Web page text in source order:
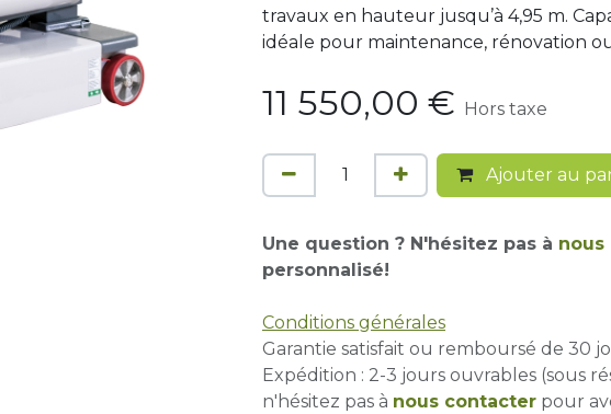
travaux en hauteur jusqu’à 4,95 m.
idéale pour maintenance, rénovation
11 550,00 € Hors taxe
Ajouter au
Une question ? N'hésitez pas à nous
personnalisé!
Conditions générales
Garantie satisfait ou remboursé de 30
Expédition : 2-3 jours ouvrables (sous
n'hésitez pas à nous contacter pour